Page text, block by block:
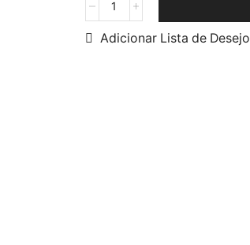
Adicionar Lista de